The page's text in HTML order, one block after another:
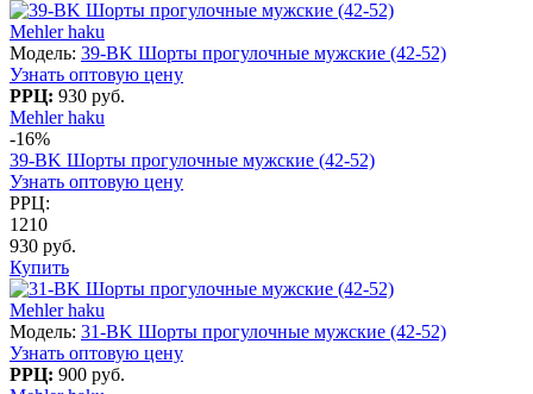
Mehler haku
Модель: 39-BK Шорты прогулочные мужские (42-52)
Узнать оптовую цену
РРЦ: 930 руб.
Mehler haku
-16%
39-BK Шорты прогулочные мужские (42-52)
Узнать оптовую цену
РРЦ:
1210
930 руб.
Купить
Mehler haku
Модель: 31-BK Шорты прогулочные мужские (42-52)
Узнать оптовую цену
РРЦ: 900 руб.